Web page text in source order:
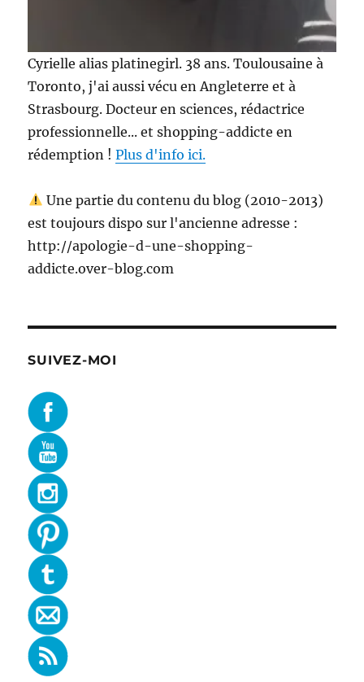
Cyrielle alias platinegirl. 38 ans. Toulousaine à
Toronto, j'ai aussi vécu en Angleterre et à
Strasbourg. Docteur en sciences, rédactrice
professionnelle... et shopping-addicte en
rédemption !Plus d'info ici.
Une partie du contenu du blog (2010-2013)
est toujours dispo sur l'ancienne adresse :
http://apologie-d-une-shopping-
addicte.over-blog.com
SUIVEZ-MOI